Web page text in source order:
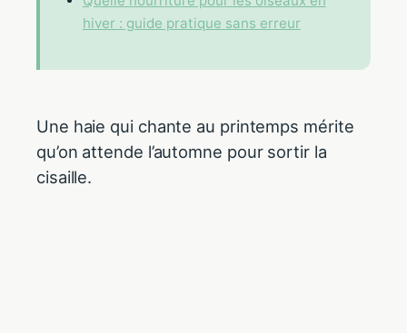
hiver : guide pratique sans erreur
Une haie qui chante au printemps mérite
qu’on attende l’automne pour sortir la
cisaille.